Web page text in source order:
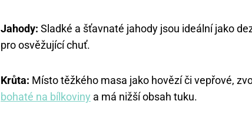
Jahody: Sladké a šťavnaté jahody jsou ideální jako
pro osvěžující chuť.
Krůta: Místo těžkého masa jako hovězí či vepřové,
bohaté na bílkoviny a má nižší obsah tuku.